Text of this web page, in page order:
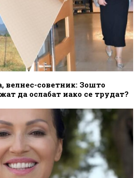
велнес-советник: Зошто
да ослабат иако се трудат?